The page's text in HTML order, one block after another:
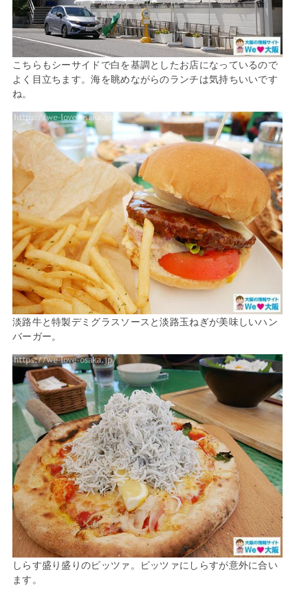
こちらもシーサイドで白を基調としたお店になっているので
よく目立ちます。海を眺めながらのランチは気持ちいいです
ね。
淡路牛と特製デミグラスソースと淡路玉ねぎが美味しいハン
バーガー。
しらす盛り盛りのピッツァ。ピッツァにしらすが意外に合い
ます。